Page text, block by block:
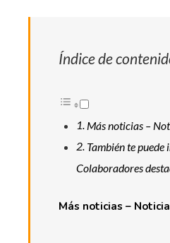
Índice de
Más noticias –
También te puede
Colaboradores
Más noticias –